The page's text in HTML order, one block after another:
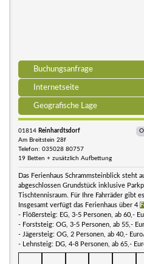
Buchungsanfrage
Internetseite
Geografische Lage
01814 Reinhardtsdorf
Am Breitstein 28f
Telefon: 035028 80757
19 Betten + zusätzlich Aufbettung
Das Ferienhaus Schrammsteinblick steht
abgeschlossen Grundstück inklusive
Tischtennisraum. Für Ihre Fahrräder gibt
Insgesamt verfügt das Ferienhaus über 4
- Flößersteig: EG, 3-5 Personen, ab 60,-
- Forststeig: OG, 3-5 Personen, ab 55,-
- Jägersteig: OG, 2 Personen, ab 40,-
- Lehnsteig: DG, 4-8 Personen, ab 65,-